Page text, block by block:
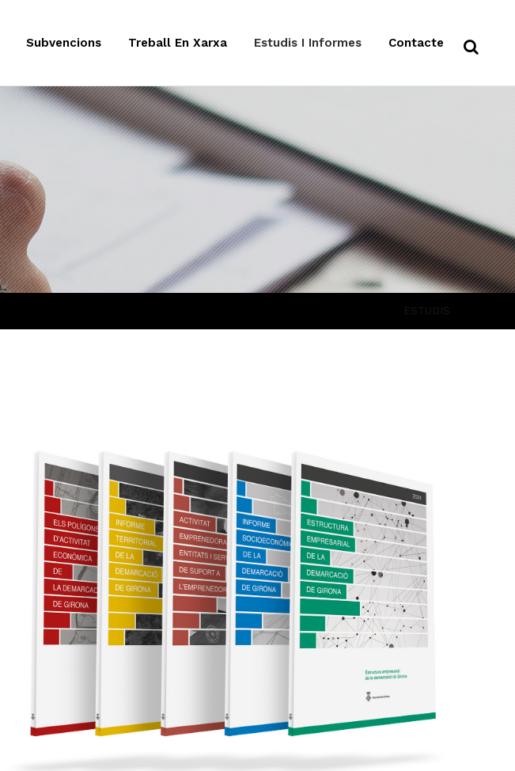
Subvencions Treball En Xarxa Estudis I Informes Contacte
ESTUDIS